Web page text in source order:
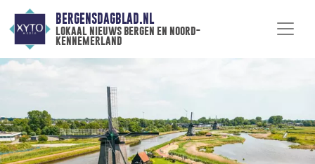
BERGENSDAGBLAD.NL
lokaal nieuws bergen en noord-
kennemerland